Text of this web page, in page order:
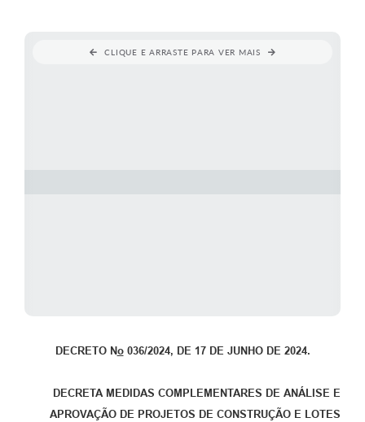
CLIQUE E ARRASTE PARA VER MAIS
DECRETO No036/2024, DE 17 DE JUNHO DE 2024.
DECRETA MEDIDAS COMPLEMENTARES DE ANÁLISE E
APROVAÇÃO DE PROJETOS DE CONSTRUÇÃO E LOTES